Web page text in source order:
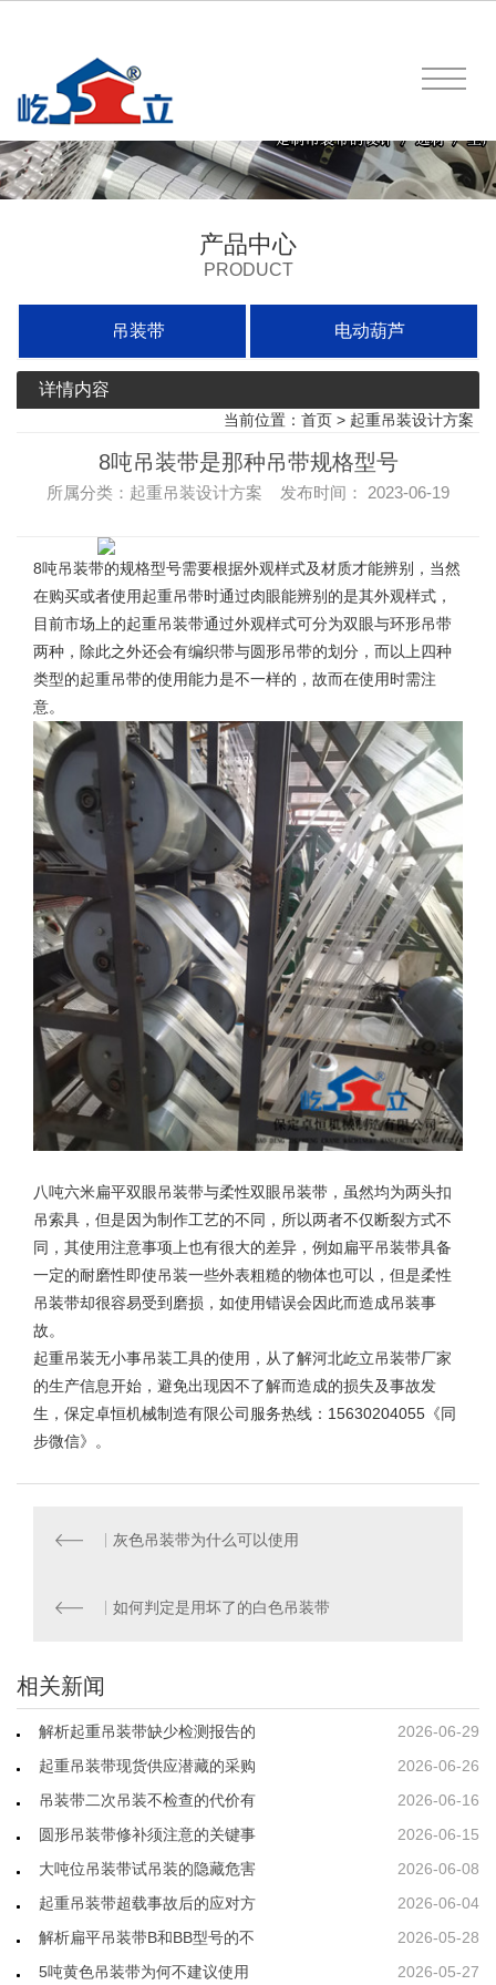
产品中心
PRODUCT
吊装带 电动葫芦
详情内容
当前位置： 首页 > 起重吊装设计方案
8吨吊装带是那种吊带规格型号
所属分类：起重吊装设计方案 发布时间： 2023-06-19
8吨吊装带的规格型号需要根据外观样式及材质才能辨别，当然
在购买或者使用起重吊带时通过肉眼能辨别的是其外观样式，
目前市场上的起重吊装带通过外观样式可分为双眼与环形吊带
两种，除此之外还会有编织带与圆形吊带的划分，而以上四种
类型的起重吊带的使用能力是不一样的，故而在使用时需注
意。
八吨六米扁平双眼吊装带与柔性双眼吊装带 ，虽然均为两头扣
吊索具，但是因为制作工艺的不同，所以两者不仅断裂方式不
同，其使用注意事项上也有很大的差异，例如扁平吊装带具备
一定的耐磨性即使吊装一些外表粗糙的物体也可以，但是柔性
吊装带却很容易受到磨损，如使用错误会因此而造成吊装事
故。
起重吊装无小事吊装工具的使用，从了解河北屹立吊装带厂家
的生产信息开始，避免出现因不了解而造成的损失及事故发
生，保定卓恒机械制造有限公司服务热线：15630204055《同
步微信》。
灰色吊装带为什么可以使用
如何判定是用坏了的白色吊装带
相关新闻
2026-06-29
解析起重吊装带缺少检测报告的
2026-06-26
起重吊装带现货供应潜藏的采购
2026-06-16
吊装带二次吊装不检查的代价有
2026-06-15
圆形吊装带修补须注意的关键事
2026-06-08
大吨位吊装带试吊装的隐藏危害
2026-06-04
起重吊装带超载事故后的应对方
2026-05-28
解析扁平吊装带B和BB型号的不
2026-05-27
5吨黄色吊装带为何不建议使用